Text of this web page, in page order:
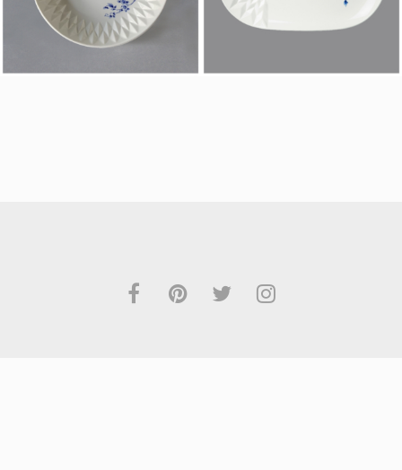
ACCESSOIRIES, SERVIESGOED,
TABLEWARE
ACCESSOIRIES, TABLEWARE